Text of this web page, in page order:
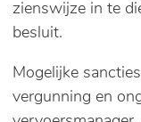
zienswijze in te
besluit.
Mogelijke
vergunning en